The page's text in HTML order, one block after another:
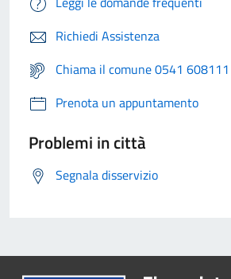
Richiedi Assistenza
Chiama il comune 0541 608111
Prenota un appuntamento
Problemi in città
Segnala disservizio